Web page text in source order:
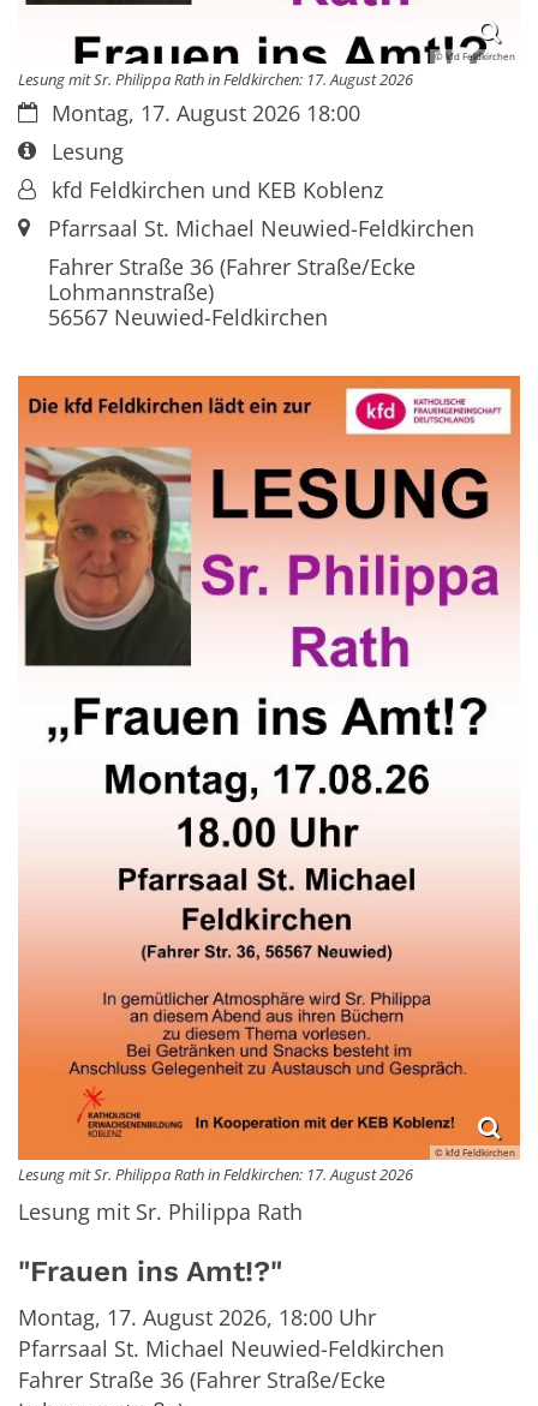
© kfd Feldkirchen
Lesung mit Sr. Philippa Rath in Feldkirchen: 17. August 2026
Datum:Montag, 17. August 2026 18:00
Art bzw. Nummer:
Lesung
Von:kfd Feldkirchen und KEB Koblenz
Ort:Pfarrsaal St. Michael Neuwied-Feldkirchen
Fahrer Straße 36 (Fahrer Straße/Ecke
Lohmannstraße)
56567 Neuwied-Feldkirchen
© kfd Feldkirchen
Lesung mit Sr. Philippa Rath in Feldkirchen: 17. August 2026
Lesung mit Sr. Philippa Rath
"Frauen ins Amt!?"
Montag, 17. August 2026, 18:00 Uhr
Pfarrsaal St. Michael Neuwied-Feldkirchen
Fahrer Straße 36 (Fahrer Straße/Ecke